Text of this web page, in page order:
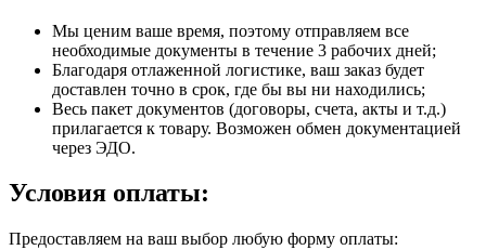
Мы ценим ваше время, поэтому отправляем все
необходимые документы в течение 3 рабочих дней;
Благодаря отлаженной логистике, ваш заказ будет
доставлен точно в срок, где бы вы ни находились;
Весь пакет документов (договоры, счета, акты и т.д.)
прилагается к товару. Возможен обмен документацией
через ЭДО.
Условия оплаты:
Предоставляем на ваш выбор любую форму оплаты: